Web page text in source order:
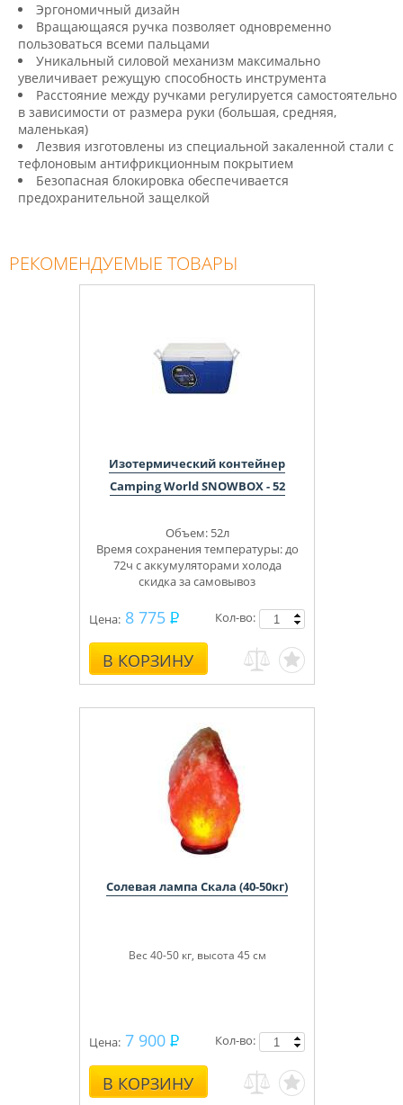
Эргономичный дизайн
Вращающаяся ручка позволяет одновременно
пользоваться всеми пальцами
Уникальный силовой механизм максимально
увеличивает режущую способность инструмента
Расстояние между ручками регулируется самостоятельно
в зависимости от размера руки (большая, средняя,
маленькая)
Лезвия изготовлены из специальной закаленной стали с
тефлоновым антифрикционным покрытием
Безопасная блокировка обеспечивается
предохранительной защелкой
РЕКОМЕНДУЕМЫЕ ТОВАРЫ
Изотермический контейнер
Camping World SNOWBOX - 52
Объем: 52л
Время сохранения температуры: до
72ч с аккумуляторами холода
скидка за самовывоз
Цена: 8 775
В КОРЗИНУ
Кол-во:
Солевая лампа Скала (40-50кг)
Вес 40-50 кг, высота 45 см
Цена: 7 900
В КОРЗИНУ
Кол-во: